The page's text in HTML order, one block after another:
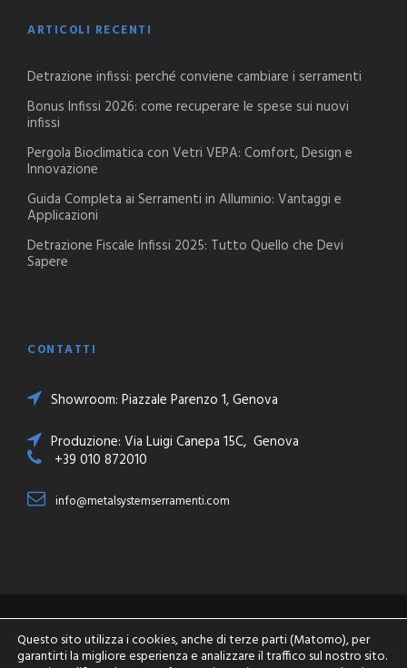
ARTICOLI RECENTI
Detrazione infissi: perché conviene cambiare i serramenti
Bonus Infissi 2026: come recuperare le spese sui nuovi
infissi
Pergola Bioclimatica con Vetri VEPA: Comfort, Design e
Innovazione
Guida Completa ai Serramenti in Alluminio: Vantaggi e
Applicazioni
Detrazione Fiscale Infissi 2025: Tutto Quello che Devi
Sapere
CONTATTI
Showroom: Piazzale Parenzo 1, Genova
Produzione: Via Luigi Canepa 15C, Genova
+39 010 872010
info@metalsystemserramenti.com
Copyright 2018 Metalsystem Serramenti - P.IVA
03800020103 - All Right Reserved
Questo sito utilizza i cookies, anche di terze parti (Matomo), per
garantirti la migliore esperienza e analizzare il traffico sul nostro sito.